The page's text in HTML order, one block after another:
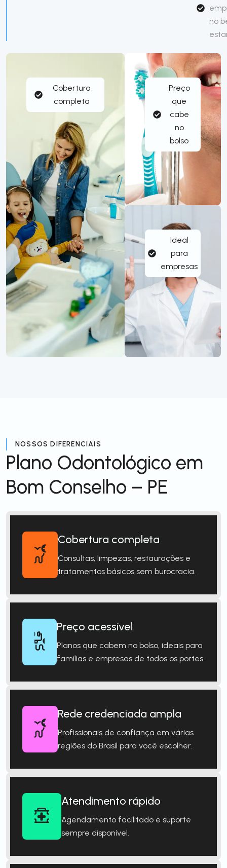
Cobertura
completa
Preço
que
cabe
no
bolso
Ideal
para
empresas
no
NOSSOS DIFERENCIAIS
Plano Odontológico em
Bom Conselho – PE
Cobertura completa
Consultas, limpezas, restaurações e
tratamentos básicos sem burocracia.
Preço acessível
Planos que cabem no bolso, ideais para
famílias e empresas de todos os portes.
Rede credenciada ampla
Profissionais de confiança em várias
regiões do Brasil para você escolher.
Atendimento rápido
Agendamento facilitado e suporte
sempre disponível.